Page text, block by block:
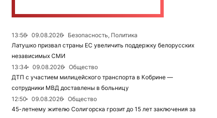
13:56 09.08.2026
Безопасность, Политика
Латушко призвал страны ЕС увеличить поддержку белорусских
независимых СМИ
13:34
09.08.2026
Общество
ДТП с участием милицейского транспорта в Кобрине —
сотрудники МВД доставлены в больницу
12:50
09.08.2026
Общество
45-летнему жителю Солигорска грозит до 15 лет заключения за